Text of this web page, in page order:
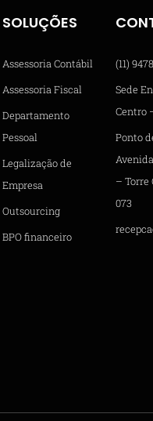
SOLUÇÕES
Assessoria Contábil
Assessoria Fiscal
Departamento
Pessoal
Legalização de
Empresa
Outsourcing
BPO financeiro
(11)
Sede
Centro
Ponto
– Torre
073